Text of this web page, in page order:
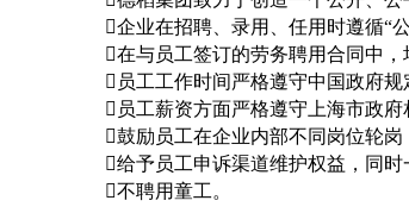
企业在招聘、录用、任用时遵循“
在与员工签订的劳务聘用合同中
员工工作时间严格遵守中国政府规
员工薪资方面严格遵守上海市政府
鼓励员工在企业内部不同岗位轮岗
给予员工申诉渠道维护权益，同
不聘用童工。